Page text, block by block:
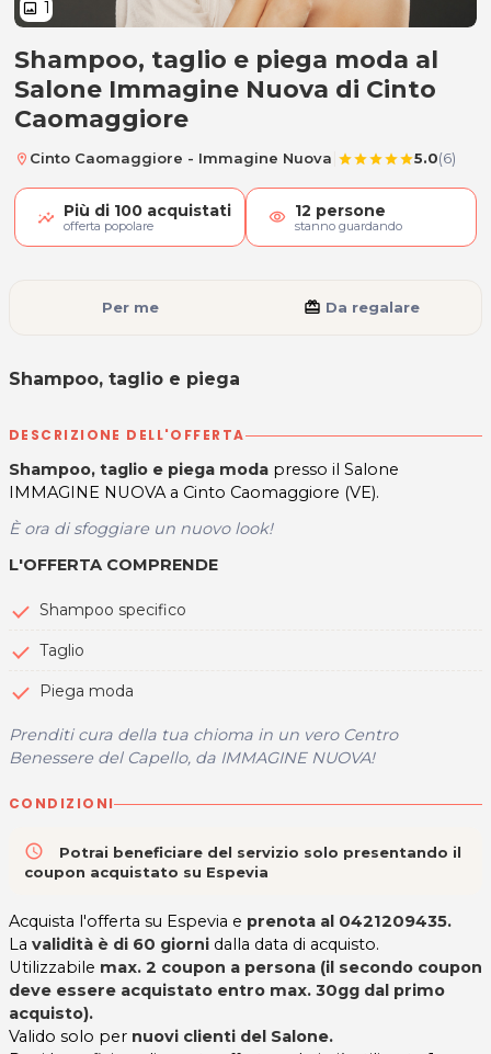
image 1
Shampoo, taglio e piega
Shampoo, taglio e piega moda al
Salone Immagine Nuova di Cinto
Caomaggiore
location_on Cinto Caomaggiore - Immagine Nuova starstarstarstarstar5.0(6)
Più di 100 acquistati
offerta popolare visibility 12 persone
stanno guardando
Shampoo, taglio e piega
Per me card_giftcard Da regalare
DESCRIZIONE DELL'OFFERTA
Shampoo, taglio e piega moda presso il Salone
IMMAGINE NUOVA a Cinto Caomaggiore (VE).
È ora di sfoggiare un nuovo look!
L'OFFERTA COMPRENDE
Shampoo specifico
Taglio
Piega moda
Prenditi cura della tua chioma in un vero Centro
Benessere del Capello, da IMMAGINE NUOVA!
CONDIZIONI
access_time
Potrai beneficiare del servizio solo presentando il
coupon acquistato su Espevia
Acquista l'offerta su Espevia e prenota al 0421209435.
La validità è di 60 giorni dalla data di acquisto.
Utilizzabile max. 2 coupon a persona (il secondo coupon
deve essere acquistato entro max. 30gg dal primo
acquisto).
Valido solo per nuovi clienti del Salone.